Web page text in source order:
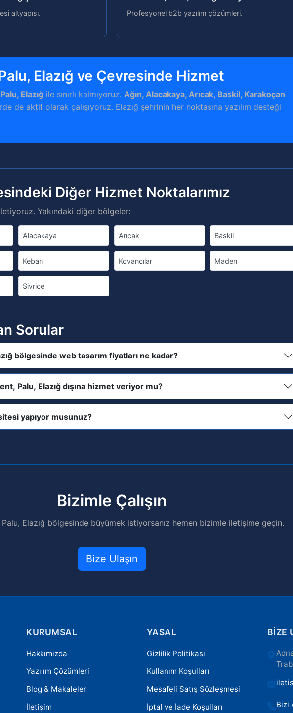
altyapısı. Profesyonel b2b yazılım çözümleri.
Elazığ ve Çevresinde Hizmet
Elazığ ile sınırlı kalmıyoruz.Ağın, Alacakaya, Arıcak, Baskil, Karakoçan
de aktif olarak çalışıyoruz. Elazığ şehrinin her noktasına yazılım desteği
Diğer Hizmet Noktalarımız
Yakındaki diğer bölgeler:
Alacakaya Arıcak Baskil
Keban Kovancılar Maden
Sivrice
Sorular
bölgesinde web tasarım fiyatları ne kadar?
Palu, Elazığ dışına hizmet veriyor mu?
yapıyor musunuz?
Bizimle Çalışın
Elazığ bölgesinde büyümek istiyorsanız hemen bizimle iletişime geçin.
Bize Ulaşın
KURUMSAL
Hakkımızda
Yazılım Çözümleri
Blog & Makaleler
İletişim
YASAL
Gizlilik Politikası
Kullanım Koşulları
Mesafeli Satış Sözleşmesi
İptal ve İade Koşulları
BIZE
Bizi